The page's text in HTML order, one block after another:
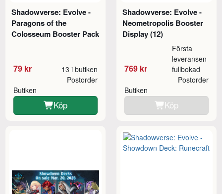
Shadowverse: Evolve -
Paragons of the
Colosseum Booster Pack
79 kr 13 i butiken
Butiken
Postorder
Köp
Shadowverse: Evolve -
Neometropolis Booster
Display (12)
769 kr
Första
leveransen
fullbokad
Butiken
Postorder
Köp